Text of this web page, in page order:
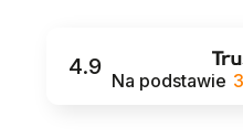
4.9
Na podstawie